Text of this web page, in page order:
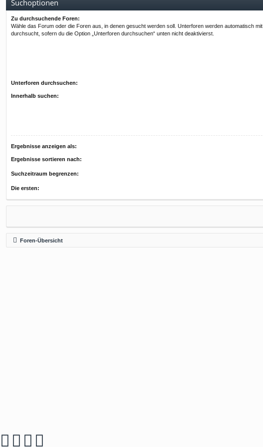
Suchoptionen
Zu durchsuchende Foren:
Wähle das Forum oder die Foren aus, in denen gesucht werden soll. Unterforen werden automatisch mit
durchsucht, sofern du die Option „Unterforen durchsuchen“ unten nicht deaktivierst.
Unterforen durchsuchen:
Innerhalb suchen:
Ergebnisse anzeigen als:
Ergebnisse sortieren nach:
Suchzeitraum begrenzen:
Die ersten:
Foren-Übersicht